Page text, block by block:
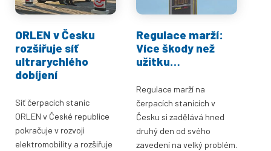
ORLEN v Česku
rozšiřuje síť
ultrarychlého
dobíjení
Síť čerpacích stanic
ORLEN v České republice
pokračuje v rozvoji
elektromobility a rozšiřuje
Regulace marží:
Více škody než
užitku…
Regulace marží na
čerpacích stanicích v
Česku si zadělává hned
druhý den od svého
zavedení na velký problém.